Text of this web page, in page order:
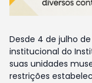
Desde 4 de julho
institucional do
suas unidades
restrições